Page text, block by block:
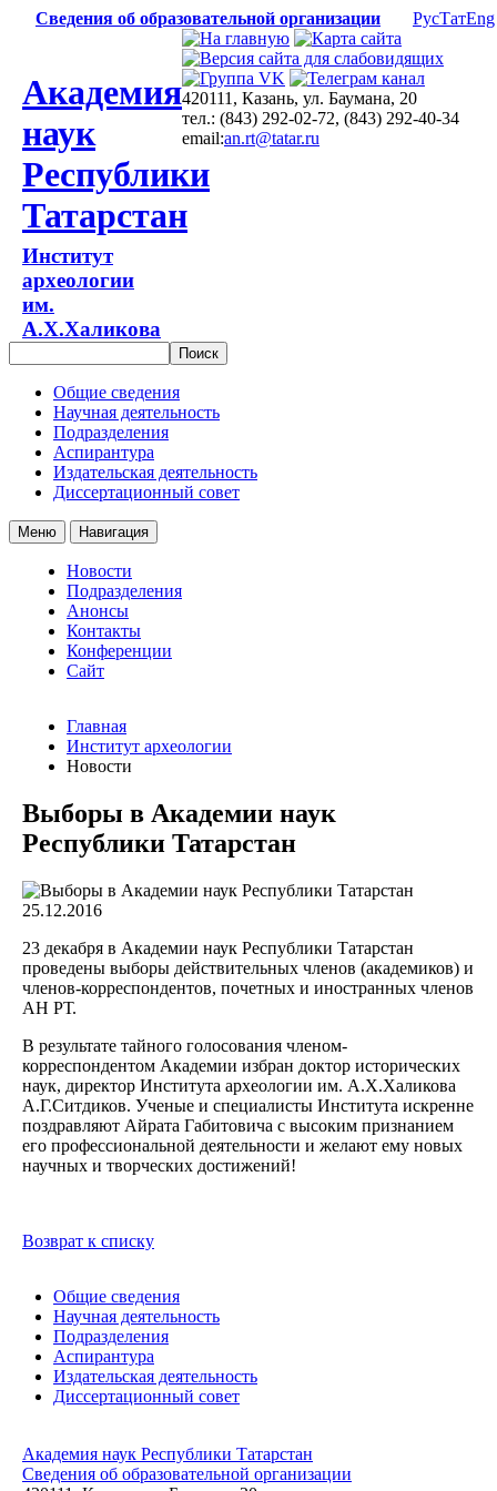
Сведения об образовательной организации РусТатEng
Академия
наук
Республики
Татарстан
Институт
археологии
им.
А.Х.Халикова
420111, Казань, ул. Баумана, 20
тел.: (843) 292-02-72, (843) 292-40-34
email:an.rt@tatar.ru
Общие сведения
Научная деятельность
Подразделения
Аспирантура
Издательская деятельность
Диссертационный совет
Меню Навигация
Новости
Подразделения
Анонсы
Контакты
Конференции
Сайт
Главная
Институт археологии
Новости
Выборы в Академии наук
Республики Татарстан
25.12.2016
23 декабря в Академии наук Республики Татарстан
проведены выборы действительных членов (академиков) и
членов-корреспондентов, почетных и иностранных членов
АН РТ.
В результате тайного голосования членом-
корреспондентом Академии избран доктор исторических
наук, директор Института археологии им. А.Х.Халикова
А.Г.Ситдиков. Ученые и специалисты Института искренне
поздравляют Айрата Габитовича с высоким признанием
его профессиональной деятельности и желают ему новых
научных и творческих достижений!
Возврат к списку
Общие сведения
Научная деятельность
Подразделения
Аспирантура
Издательская деятельность
Диссертационный совет
Академия наук Республики Татарстан
Сведения об образовательной организации